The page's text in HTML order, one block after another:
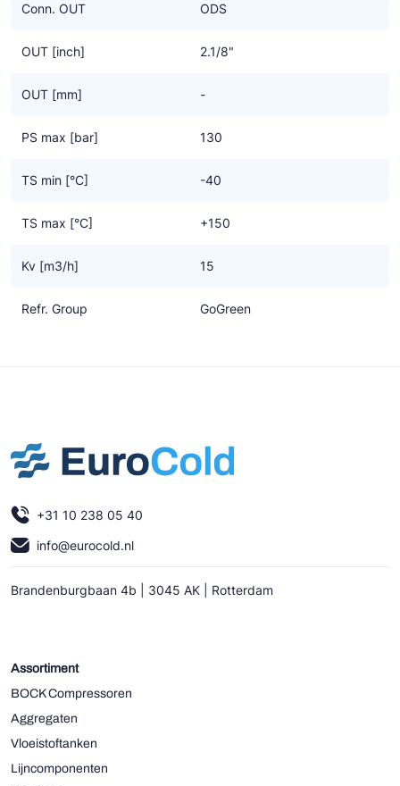
Conn. OUT ODS
OUT [inch] 2.1/8"
OUT [mm] -
PS max [bar] 130
TS min [°C] -40
TS max [°C] +150
Kv [m3/h] 15
Refr. Group GoGreen
+31 10 238 05 40
info@eurocold.nl
Brandenburgbaan 4b | 3045 AK | Rotterdam
Assortiment
BOCK Compressoren
Aggregaten
Vloeistoftanken
Lijncomponenten